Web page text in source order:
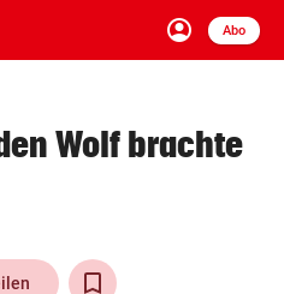
account_circle
Anmelden
Abo
close Schließen
arrow_right
Wolf brachte